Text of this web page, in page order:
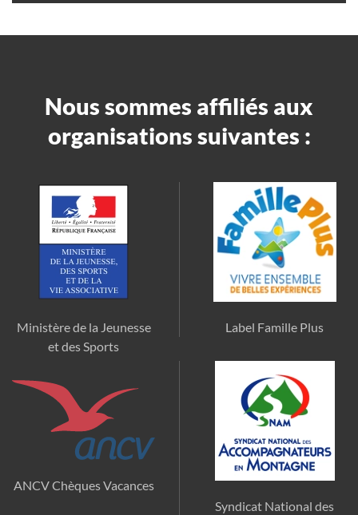
Nous sommes affiliés aux
organisations suivantes :
Ministère de la Jeunesse
et des Sports
Label Famille Plus
ANCV Chèques Vacances
Syndicat National des